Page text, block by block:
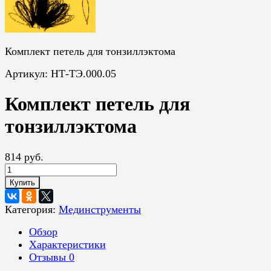
Комплект петель для тонзиллэктома
Артикул: НТ-ТЭ.000.05
Комплект петель для
тонзиллэктома
814 руб.
Купить
Категория: Мединструменты
Обзор
Характеристики
Отзывы 0